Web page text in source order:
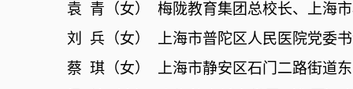
袁 青（女）
梅陇教育集团总校长、上海
刘
兵（女）
上海市普陀区人民医院党委
蔡 琪（女）
上海市静安区石门二路街道